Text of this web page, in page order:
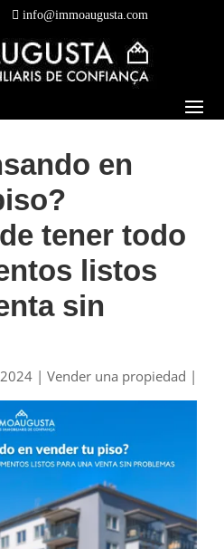
info@immoaugusta.com
en
tener todo
listos
sin
| Vender una propiedad |